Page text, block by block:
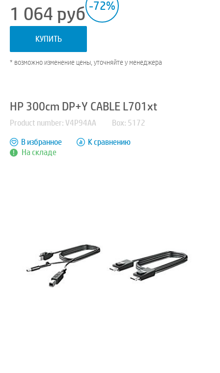
1 064 руб -72%
КУПИТЬ
* возможно изменение цены, уточняйте у менеджера
HP 300cm DP+Y CABLE L701xt
Product number: V4P94AA Box: 5172
На складе
В избранное К сравнению